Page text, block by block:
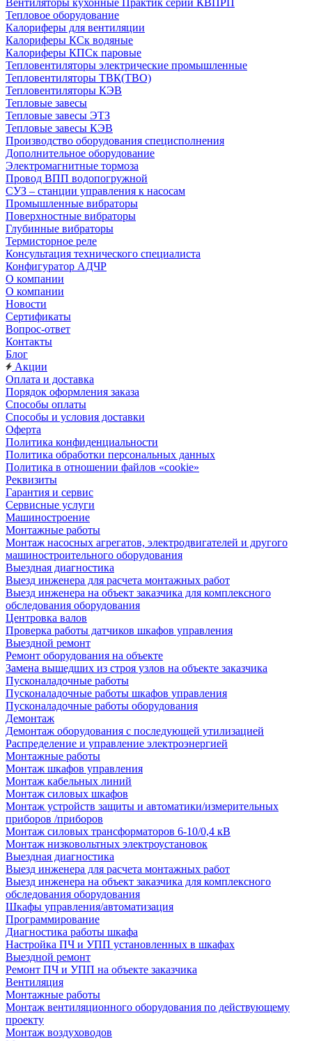
Вентиляторы кухонные Практик серии КВПРП
Тепловое оборудование
Калориферы для вентиляции
Калориферы КСк водяные
Калориферы КПСк паровые
Тепловентиляторы электрические промышленные
Тепловентиляторы ТВК(ТВО)
Тепловентиляторы КЭВ
Тепловые завесы
Тепловые завесы ЭТЗ
Тепловые завесы КЭВ
Производство оборудования специсполнения
Дополнительное оборудование
Электромагнитные тормоза
Провод ВПП водопогружной
СУЗ – станции управления к насосам
Промышленные вибраторы
Поверхностные вибраторы
Глубинные вибраторы
Термисторное реле
Консультация технического специалиста
Конфигуратор АДЧР
О компании
О компании
Новости
Сертификаты
Вопрос-ответ
Контакты
Блог
Акции
Оплата и доставка
Порядок оформления заказа
Способы оплаты
Способы и условия доставки
Оферта
Политика конфиденциальности
Политика обработки персональных данных
Политика в отношении файлов «cookie»
Реквизиты
Гарантия и сервис
Сервисные услуги
Машиностроение
Монтажные работы
Монтаж насосных агрегатов, электродвигателей и другого
машиностроительного оборудования
Выездная диагностика
Выезд инженера для расчета монтажных работ
Выезд инженера на объект заказчика для комплексного
обследования оборудования
Центровка валов
Проверка работы датчиков шкафов управления
Выездной ремонт
Ремонт оборудования на объекте
Замена вышедших из строя узлов на объекте заказчика
Пусконаладочные работы
Пусконаладочные работы шкафов управления
Пусконаладочные работы оборудования
Демонтаж
Демонтаж оборудования с последующей утилизацией
Распределение и управление электроэнергией
Монтажные работы
Монтаж шкафов управления
Монтаж кабельных линий
Монтаж силовых шкафов
Монтаж устройств защиты и автоматики/измерительных
приборов /приборов
Монтаж силовых трансформаторов 6-10/0,4 кВ
Монтаж низковольтных электроустановок
Выездная диагностика
Выезд инженера для расчета монтажных работ
Выезд инженера на объект заказчика для комплексного
обследования оборудования
Шкафы управления/автоматизация
Программирование
Диагностика работы шкафа
Настройка ПЧ и УПП установленных в шкафах
Выездной ремонт
Ремонт ПЧ и УПП на объекте заказчика
Вентиляция
Монтажные работы
Монтаж вентиляционного оборудования по действующему
проекту
Монтаж воздуховодов